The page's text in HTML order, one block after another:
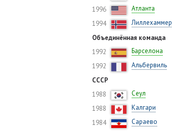
1996
Атланта
1994
Лиллехаммер
Объединённая команда
1992
Барселона
1992
Альбервиль
СССР
1988
Сеул
1988
Калгари
1984
Сараево